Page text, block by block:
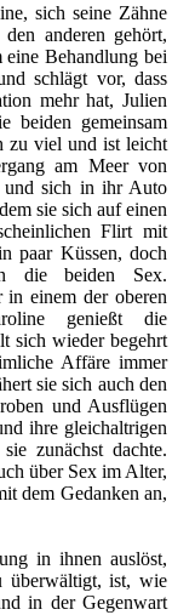
sich seine Zähne
anderen gehört,
eine Behandlung bei
schlägt vor, dass
mehr hat, Julien
beiden gemeinsam
zu viel und ist leicht
am Meer von
und sich in ihr Auto
sie sich auf einen
Flirt mit
paar Küssen, doch
die beiden Sex.
in einem der oberen
genießt die
sich wieder begehrt
Affäre immer
sie sich auch den
und Ausflügen
ihre gleichaltrigen
zunächst dachte.
über Sex im Alter,
dem Gedanken an,
in ihnen auslöst,
überwältigt, ist, wie
in der Gegenwart